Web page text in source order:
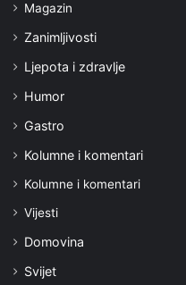
Magazin
Zanimljivosti
Ljepota i zdravlje
Humor
Gastro
Kolumne i komentari
Kolumne i komentari
Vijesti
Domovina
Svijet